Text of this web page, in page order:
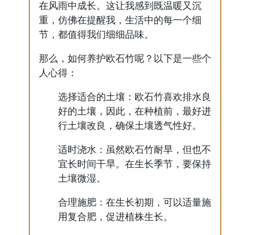
在风雨中成长。这让我感到既温暖又沉
重，仿佛在提醒我，生活中的每一个细
节，都值得我们细细品味。
那么，如何养护欧石竹呢？以下是一些个
人心得：
选择适合的土壤：欧石竹喜欢排水良
好的土壤，因此，在种植前，最好进
行土壤改良，确保土壤透气性好。
适时浇水：虽然欧石竹耐旱，但也不
宜长时间干旱。在生长季节，要保持
土壤微湿。
合理施肥：在生长初期，可以适量施
用复合肥，促进植株生长。